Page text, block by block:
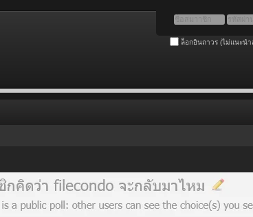
ล็อกอินถาวร (ไม่แนะน